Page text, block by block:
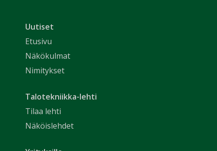
Uutiset
Etusivu
Näkökulmat
Nimitykset
Talotekniikka-lehti
Tilaa lehti
Näköislehdet